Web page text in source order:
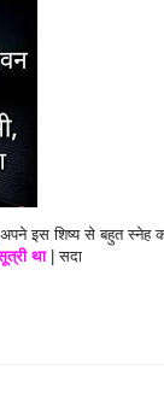
इस शिष्य से बहुत
था | सदा